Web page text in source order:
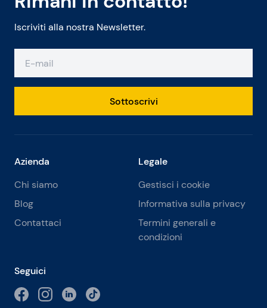
Iscriviti alla nostra Newsletter.
Sottoscrivi
Azienda
Chi siamo
Blog
Contattaci
Legale
Gestisci i cookie
Informativa sulla privacy
Termini generali e
condizioni
Seguici